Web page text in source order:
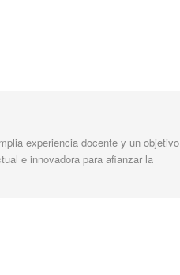
experiencia docente y un objetivo
e innovadora para afianzar la